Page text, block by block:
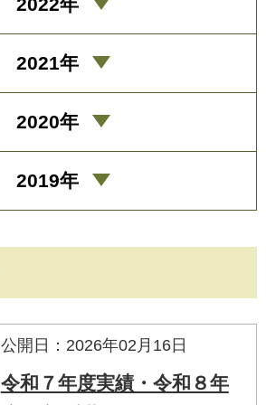
公開日：2026年02月16日
令和７年度実績・令和８年
2021年
2020年
2019年